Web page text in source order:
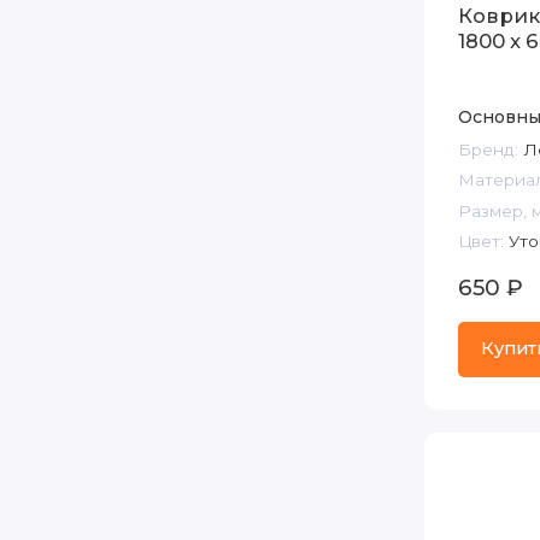
1800 x
Бренд:
Размер,
Цвет:
650 ₽